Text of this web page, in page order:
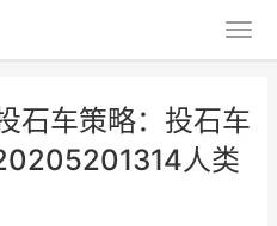
石车策略：投石车
人类